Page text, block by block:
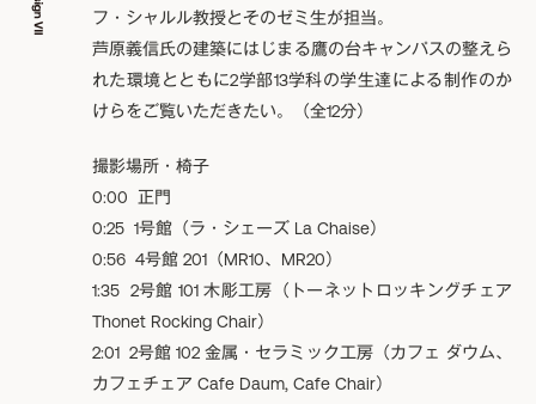
フ・シャルル教授とそのゼミ生が担当。
芦原義信⽒の建築にはじまる鷹の台キャンパスの整えら
れた環境とともに2学部13学科の学⽣達による制作のか
けらをご覧いただきたい。（全12分）
撮影場所・椅子
0:00 正門
0:25 1号館（ラ・シェーズ La Chaise）
0:56 4号館 201（MR10、MR20）
1:35 2号館 101 木彫工房（トーネットロッキングチェア
Thonet Rocking Chair）
2:01 2号館 102 金属・セラミック工房（カフェ ダウム、
カフェチェア Cafe Daum, Cafe Chair）